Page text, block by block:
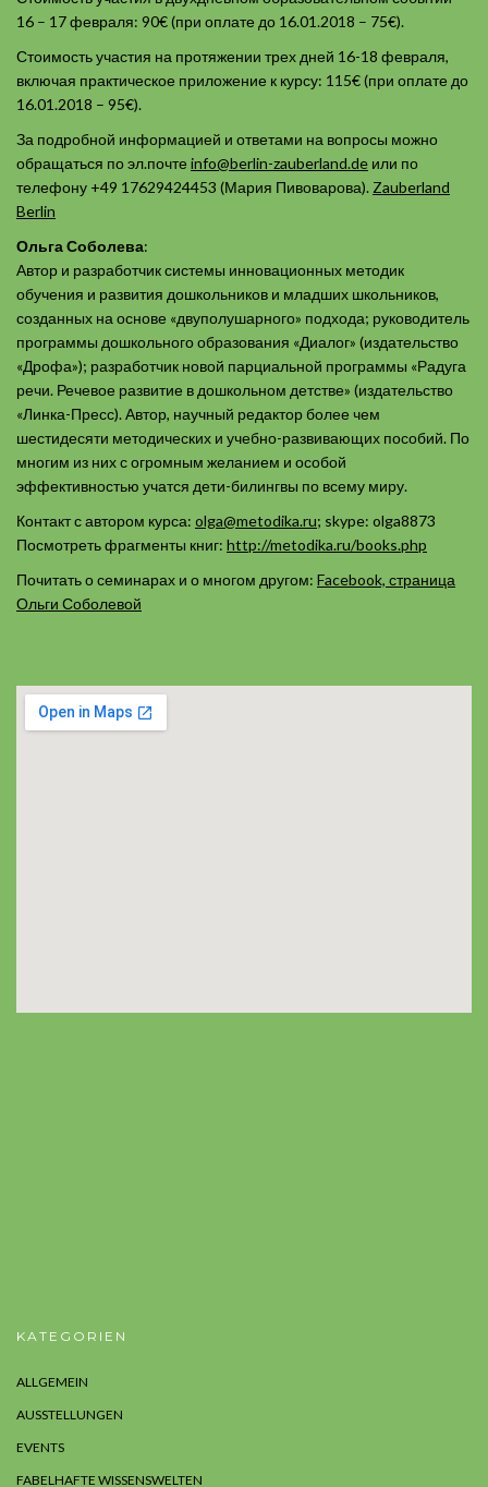
16 – 17 февраля: 90€ (при оплате до 16.01.2018 – 75€).
Стоимость участия на протяжении трех дней 16-18 февраля,
включая практическое приложение к курсу: 115€ (при оплате до
16.01.2018 – 95€).
За подробной информацией и ответами на вопросы можно
обращаться по эл.почте info@berlin-zauberland.de или по
телефону +49 17629424453 (Мария Пивоварова). Zauberland
Berlin
Ольга Соболева:
Автор и разработчик системы инновационных методик
обучения и развития дошкольников и младших школьников,
созданных на основе «двуполушарного» подхода; руководитель
программы дошкольного образования «Диалог» (издательство
«Дрофа»); разработчик новой парциальной программы «Радуга
речи. Речевое развитие в дошкольном детстве» (издательство
«Линка-Пресс). Автор, научный редактор более чем
шестидесяти методических и учебно-развивающих пособий. По
многим из них с огромным желанием и особой
эффективностью учатся дети-билингвы по всему миру.
Контакт с автором курса: olga@metodika.ru; skype: olga8873
Посмотреть фрагменты книг: http://metodika.ru/books.php
Почитать о семинарах и о многом другом: Facebook, страница
Ольги Соболевой
KATEGORIEN
ALLGEMEIN
AUSSTELLUNGEN
EVENTS
FABELHAFTE WISSENSWELTEN